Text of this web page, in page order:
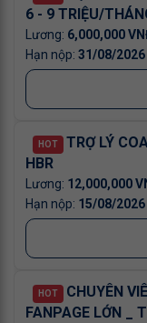
6 - 9 TRIỆU/
6,000,000
31/08/2026
HOT
TRỢ LÝ
HBR
12,000,000
15/08/2026
HOT
CHUYÊN
FANPAGE LỚN _